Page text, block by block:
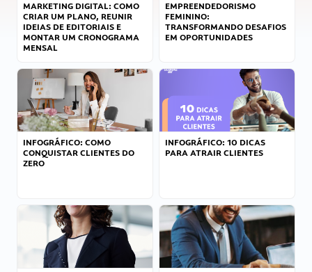
MARKETING DIGITAL: COMO
CRIAR UM PLANO, REUNIR
IDEIAS DE EDITORIAIS E
MONTAR UM CRONOGRAMA
MENSAL
EMPREENDEDORISMO
FEMININO:
TRANSFORMANDO DESAFIOS
EM OPORTUNIDADES
INFOGRÁFICO: COMO
CONQUISTAR CLIENTES DO
ZERO
INFOGRÁFICO: 10 DICAS
PARA ATRAIR CLIENTES